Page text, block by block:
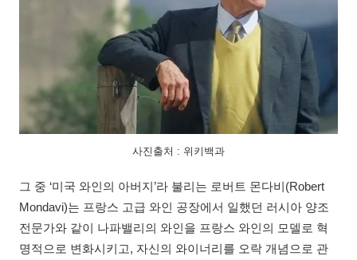
사진출처 : 위키백과
그 중 ‘미국 와인의 아버지’라 불리는 로버트 몬다비(Robert
Mondavi)는 프랑스 고급 와인 공장에서 일했던 러시아 양조
전문가와 같이 나파밸리의 와인을 프랑스 와인의 모델로 혁
명적으로 변화시키고, 자신의 와이너리를 오락 개념으로 관